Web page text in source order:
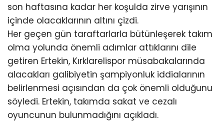
son haftasına kadar her koşulda zirve yarışının
içinde olacaklarının altını çizdi.
Her geçen gün taraftarlarla bütünleşerek takım
olma yolunda önemli adımlar attıklarını dile
getiren Ertekin, Kırklarelispor müsabakalarında
alacakları galibiyetin şampiyonluk iddialarının
belirlenmesi açısından da çok önemli olduğunu
söyledi. Ertekin, takımda sakat ve cezalı
oyuncunun bulunmadığını açıkladı.